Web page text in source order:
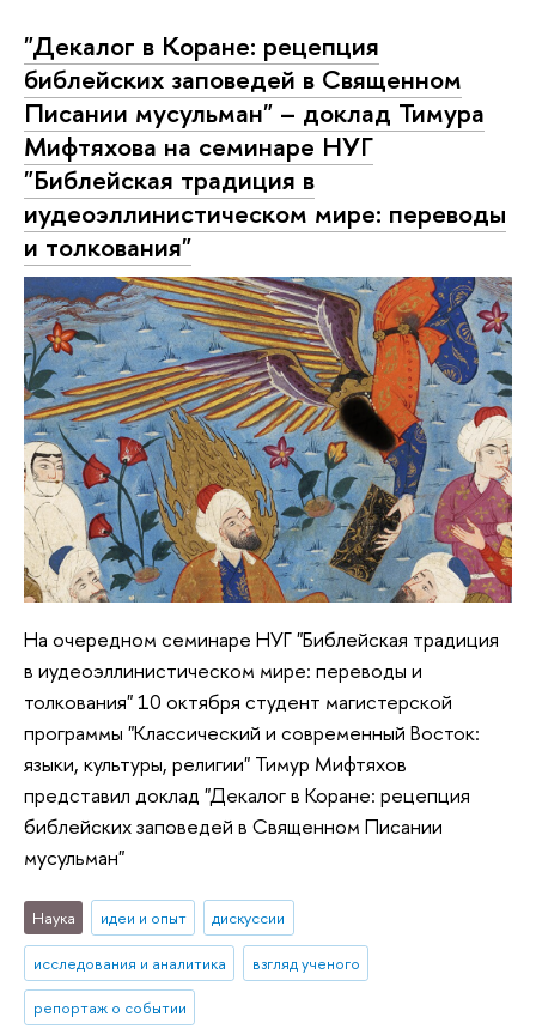
"Декалог в Коране: рецепция
библейских заповедей в Священном
Писании мусульман" – доклад Тимура
Мифтяхова на семинаре НУГ
"Библейская традиция в
иудеоэллинистическом мире: переводы
и толкования"
На очередном семинаре НУГ "Библейская традиция
в иудеоэллинистическом мире: переводы и
толкования" 10 октября студент магистерской
программы "Классический и современный Восток:
языки, культуры, религии" Тимур Мифтяхов
представил доклад "Декалог в Коране: рецепция
библейских заповедей в Священном Писании
мусульман"
Наука идеи и опыт дискуссии
исследования и аналитика взгляд ученого
репортаж о событии